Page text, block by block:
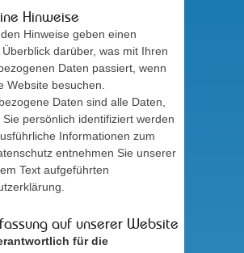
Hinweise
Hinweise geben einen
darüber, was mit Ihren
Daten passiert, wenn
Website besuchen.
Daten sind alle Daten,
Sie persönlich identifiziert werden
Informationen zum
entnehmen Sie unserer
Text aufgeführten
auf unserer Website
für die